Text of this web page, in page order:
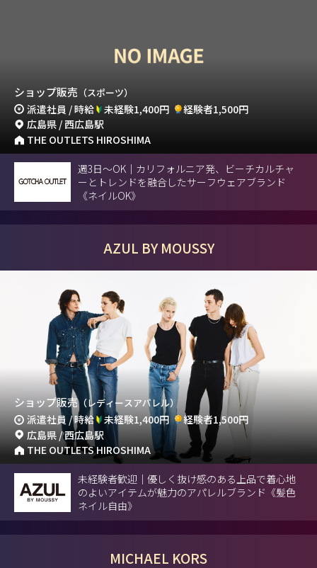
ショップ販売 （スポーツ）
派遣社員 / 時給 未経験1,400円
経験者1,500円
広島県 / 西広島駅
THE OUTLETS HIROSHIMA
週3日～OK｜カリフォルニア発、ビーチカルチャ
ーとトレンドを融合したサーフウェアブランド
《ネイルOK》
AZUL BY MOUSSY
ショップ販売（レディースアパレル）
派遣社員 / 時給 未経験1,400円
経験者1,500円
広島県 / 西広島駅
THE OUTLETS HIROSHIMA
未経験者歓迎｜優しく抜け感のある上品で着心地
のよいアイテムが魅力のアパレルブランド《髪色
ネイル自由》
MICHAEL KORS